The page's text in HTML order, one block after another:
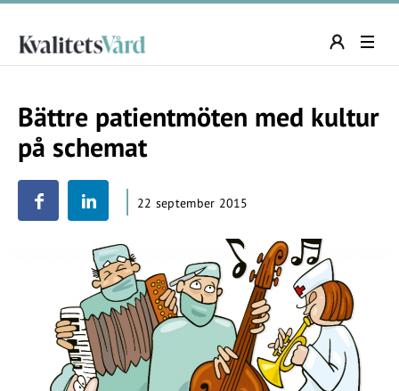
Bättre patientmöten med kultur
på schemat
22 september 2015